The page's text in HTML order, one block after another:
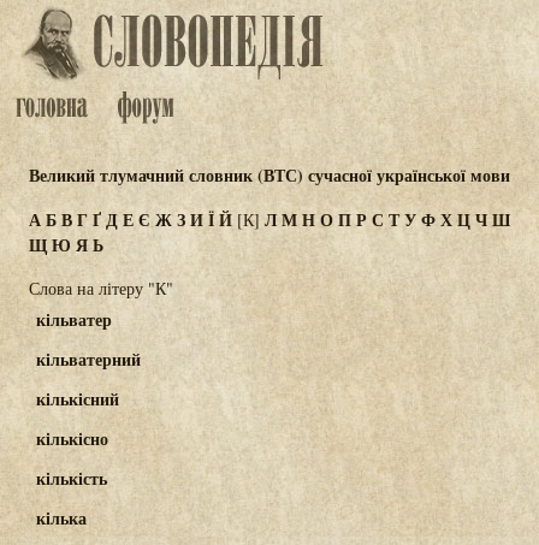
Великий тлумачний словник (ВТС) сучасної української мови
АБВГҐДЕЄ ЖЗИЇЙ [К] ЛМНОПРСТУФХЦЧШ
ЩЮ ЯЬ
Слова на літеру "К"
кільватер
кільватерний
кількісний
кількісно
кількість
кілька